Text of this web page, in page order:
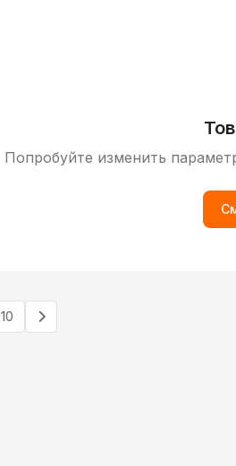
Попробуйте изменить
10